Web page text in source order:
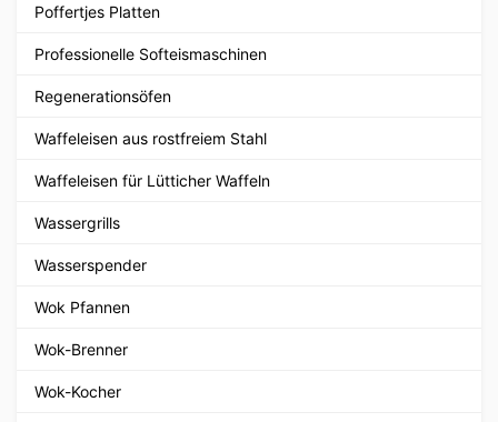
Poffertjes Platten
Professionelle Softeismaschinen
Regenerationsöfen
Waffeleisen aus rostfreiem Stahl
Waffeleisen für Lütticher Waffeln
Wassergrills
Wasserspender
Wok Pfannen
Wok-Brenner
Wok-Kocher